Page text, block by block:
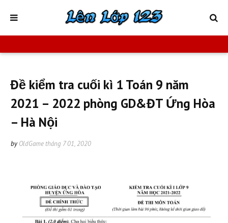
Đề kiểm tra cuối kì 1 Toán 9 năm
2021 – 2022 phòng GD&ĐT Ứng Hòa
– Hà Nội
by OldGame tháng 7 01, 2020